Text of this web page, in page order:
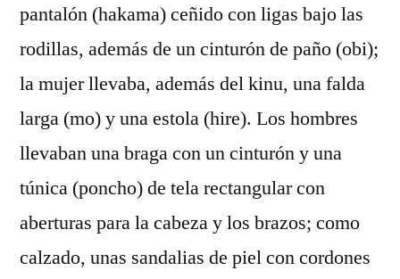
pantalón (hakama) ceñido con ligas bajo las
rodillas, además de un cinturón de paño (obi);
la mujer llevaba, además del kinu, una falda
larga (mo) y una estola (hire). Los hombres
llevaban una braga con un cinturón y una
túnica (poncho) de tela rectangular con
aberturas para la cabeza y los brazos; como
calzado, unas sandalias de piel con cordones